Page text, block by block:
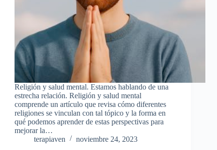
Religión y salud mental. Estamos hablando de una
estrecha relación. Religión y salud mental
comprende un artículo que revisa cómo diferentes
religiones se vinculan con tal tópico y la forma en
qué podemos aprender de estas perspectivas para
mejorar la…
terapiaven
noviembre 24, 2023